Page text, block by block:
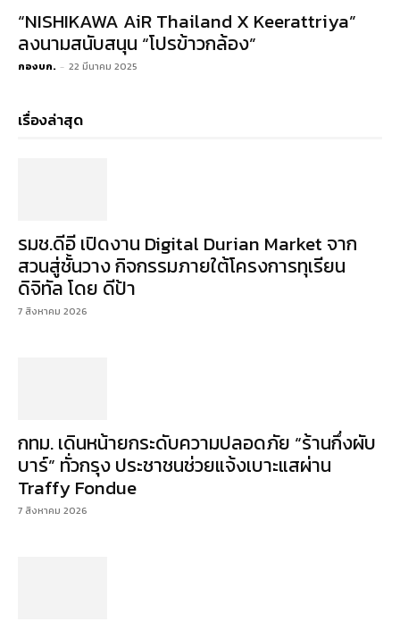
“NISHIKAWA AiR Thailand X Keerattriya”
ลงนามสนับสนุน “โปรข้าวกล้อง”
กองบก. - 22 มีนาคม 2025
เรื่องล่าสุด
รมช.ดีอี เปิดงาน Digital Durian Market จาก
สวนสู่ชั้นวาง กิจกรรมภายใต้โครงการทุเรียน
ดิจิทัล โดย ดีป้า
7 สิงหาคม 2026
กทม. เดินหน้ายกระดับความปลอดภัย “ร้านกึ่งผับ
บาร์” ทั่วกรุง ประชาชนช่วยแจ้งเบาะแสผ่าน
Traffy Fondue
7 สิงหาคม 2026